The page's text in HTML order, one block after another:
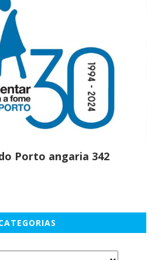
Porto angaria 342